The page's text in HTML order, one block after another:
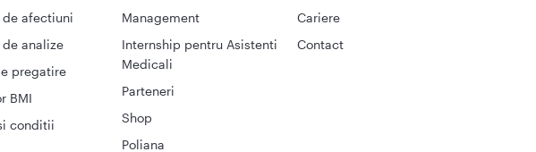
afectiuni
analize
pregatire
BMI
conditii
Cariere
Contact
Management
Internship pentru Asistenti
Medicali
Parteneri
Shop
Poliana